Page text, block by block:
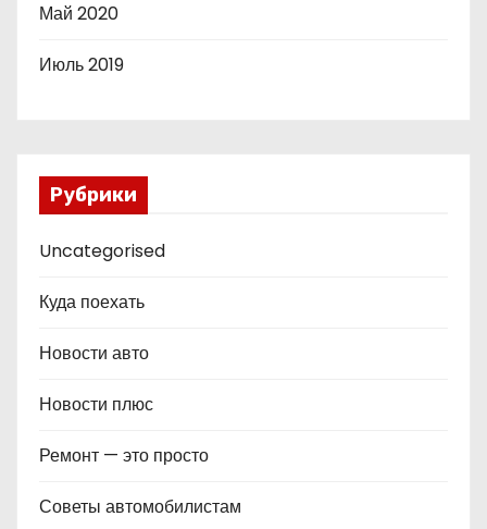
Май 2020
Июль 2019
Рубрики
Uncategorised
Куда поехать
Новости авто
Новости плюс
Ремонт — это просто
Советы автомобилистам